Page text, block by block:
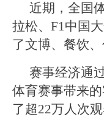
近期，全国
拉松、F1中国
了文博、餐饮
赛事经济通
体育赛事带来
了超22万人次